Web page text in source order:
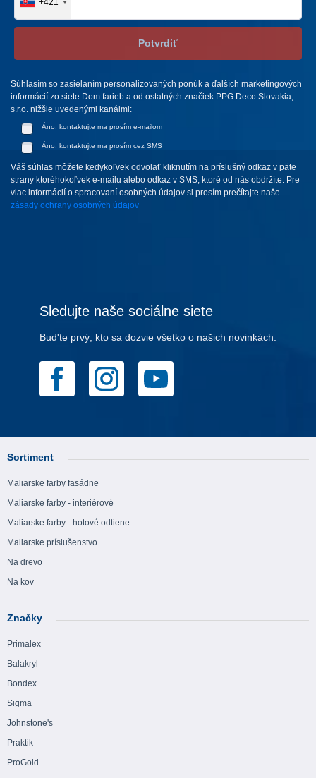
Potvrdiť
Súhlasím so zasielaním personalizovaných ponúk a ďalších marketingových
informácií zo siete Dom farieb a od ostatných značiek PPG Deco Slovakia,
s.r.o. nižšie uvedenými kanálmi:
Áno, kontaktujte ma prosím e-mailom
Áno, kontaktujte ma prosím cez SMS
Váš súhlas môžete kedykoľvek odvolať kliknutím na príslušný odkaz v päte
strany ktoréhokoľvek e-mailu alebo odkaz v SMS, ktoré od nás obdržíte. Pre
viac informácií o spracovaní osobných údajov si prosím prečítajte naše
zásady ochrany osobných údajov
Sledujte naše sociálne siete
Bud'te prvý, kto sa dozvie všetko o našich novinkách.
Sortiment
Maliarske farby fasádne
Maliarske farby - interiérové
Maliarske farby - hotové odtiene
Maliarske príslušenstvo
Na drevo
Na kov
Značky
Primalex
Balakryl
Bondex
Sigma
Johnstone's
Praktik
ProGold